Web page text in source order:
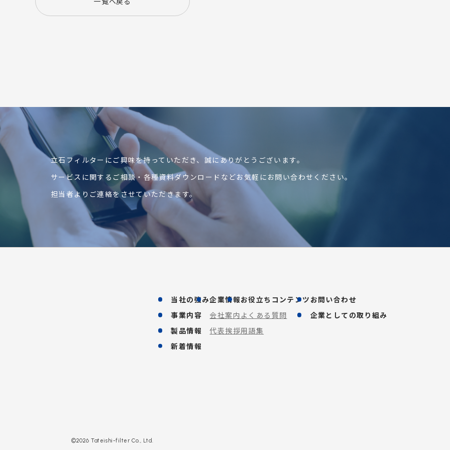
立石フィルターにご興味を持っていただき、 誠にありがとうございます。
サービスに関するご相談・各種資料ダウンロードなどお気軽にお問い合わせください。
担当者よりご連絡をさせていただきます。
当社の強み
事業内容
製品情報
新着情報
企業情報
会社案内
代表挨拶
お役立ちコンテンツ
よくある質問
用語集
お問い合わせ
企業としての取り組み
©2026 Tateishi-filter Co., Ltd.